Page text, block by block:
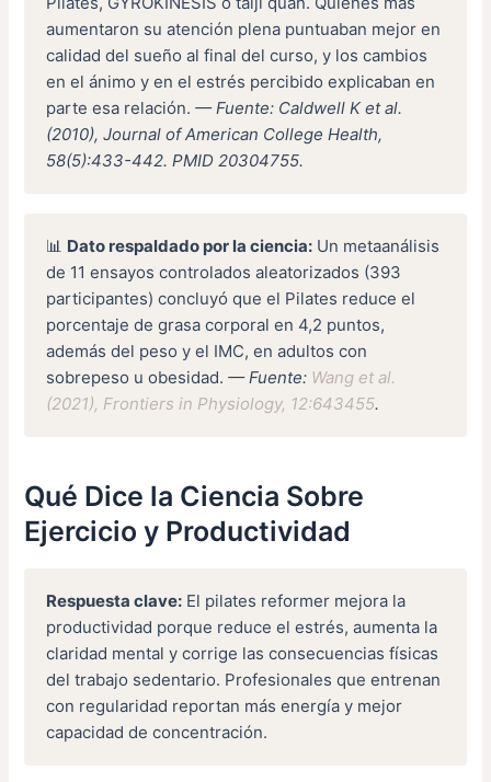
aumentaron su atención plena puntuaban mejor en
calidad del sueño al final del curso, y los cambios
en el ánimo y en el estrés percibido explicaban en
parte esa relación.— Fuente: Caldwell K et al.
(2010), Journal of American College Health,
58(5):433-442. PMID 20304755.
📊 Dato respaldado por la ciencia: Un metaanálisis
de 11 ensayos controlados aleatorizados (393
participantes) concluyó que el Pilates reduce el
porcentaje de grasa corporal en 4,2 puntos,
además del peso y el IMC, en adultos con
sobrepeso u obesidad.— Fuente: Wang et al.
(2021), Frontiers in Physiology, 12:643455.
Qué Dice la Ciencia Sobre
Ejercicio y Productividad
Respuesta clave: El pilates reformer mejora la
productividad porque reduce el estrés, aumenta la
claridad mental y corrige las consecuencias físicas
del trabajo sedentario. Profesionales que entrenan
con regularidad reportan más energía y mejor
capacidad de concentración.